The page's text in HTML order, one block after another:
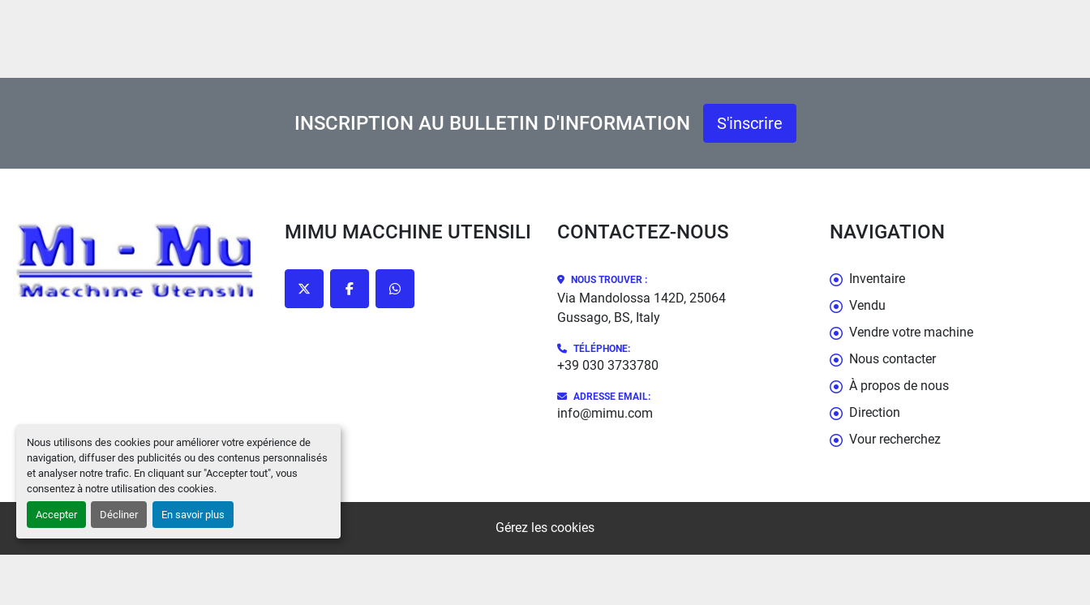
Nous utilisons des cookies pour améliorer votre expérience de
navigation, diffuser des publicités ou des contenus personnalisés
et analyser notre trafic. En cliquant sur "Accepter tout", vous
consentez à notre utilisation des cookies.
Accepter Décliner En savoir plus
INSCRIPTION AU BULLETIN D'INFORMATION S'inscrire
MIMU MACCHINE UTENSILI
twitter facebookwhatsapp
CONTACTEZ-NOUS
NOUS TROUVER :
Via Mandolossa 142D, 25064
Gussago, BS, Italy
TÉLÉPHONE:
+39 030 3733780
ADRESSE EMAIL:
info@mimu.com
NAVIGATION
Inventaire
Vendu
Vendre votre machine
Nous contacter
À propos de nous
Direction
Vour recherchez
Gérez les cookies